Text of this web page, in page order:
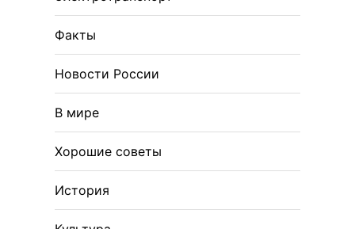
Факты
Новости России
В мире
Хорошие советы
История